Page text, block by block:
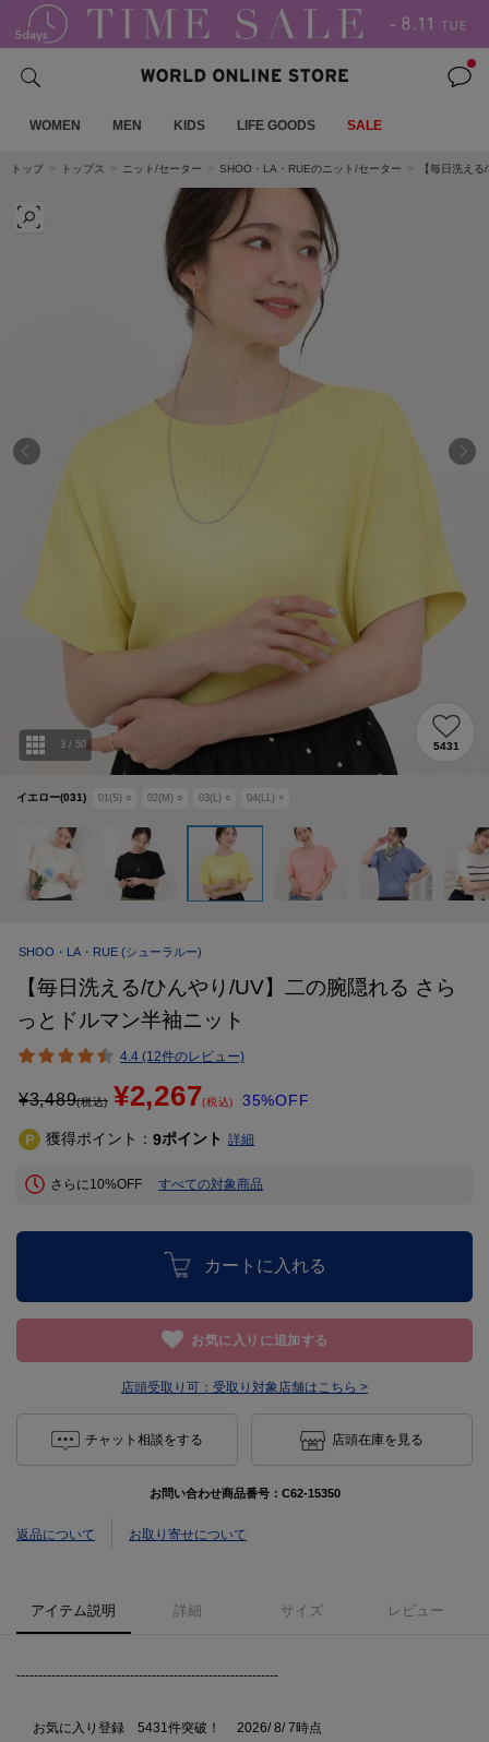
WOMEN MEN KIDS LIFE GOODS SALE
トップ トップス ニット/セーター SHOO・LA・RUEのニット/セーター 【毎日洗え
イエロー(031) 01(S) ○ 02(M) ○ 03(L) ○ 04(LL) ×
3 / 50 5431
SHOO・LA・RUE (シューラルー)
【毎日洗える/ひんやり/UV】二の腕隠れる さら
っとドルマン半袖ニット
4.4 (12件のレビュー)
¥3,489(税込) ¥2,267(税込) 35%OFF
獲得ポイント： 9ポイント 詳細
さらに10%OFF すべての対象商品
カートに入れる
お気に入りに追加する
店頭受取り可： 受取り対象店舗はこちら >
チャット相談をする 店頭在庫を見る
お問い合わせ商品番号： C62-15350
返品について お取り寄せについて
アイテム説明 詳細 サイズ レビュー
------------------------------------------------------------
お気に入り登録 5431件突破！ 2026/ 8/ 7時点